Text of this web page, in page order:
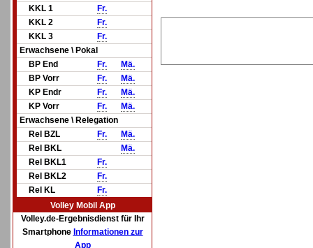
KKL 1
Fr.
KKL 2
Fr.
KKL 3
Fr.
Erwachsene \ Pokal
BP End
Fr.
Mä.
BP Vorr
Fr.
Mä.
KP Endr
Fr.
Mä.
KP Vorr
Fr.
Mä.
Erwachsene \ Relegation
Rel BZL
Fr.
Mä.
Rel BKL
Mä.
Rel BKL1
Fr.
Rel BKL2
Fr.
Rel KL
Fr.
Volley Mobil App
Volley.de-Ergebnisdienst für Ihr
Smartphone Informationen zur
App